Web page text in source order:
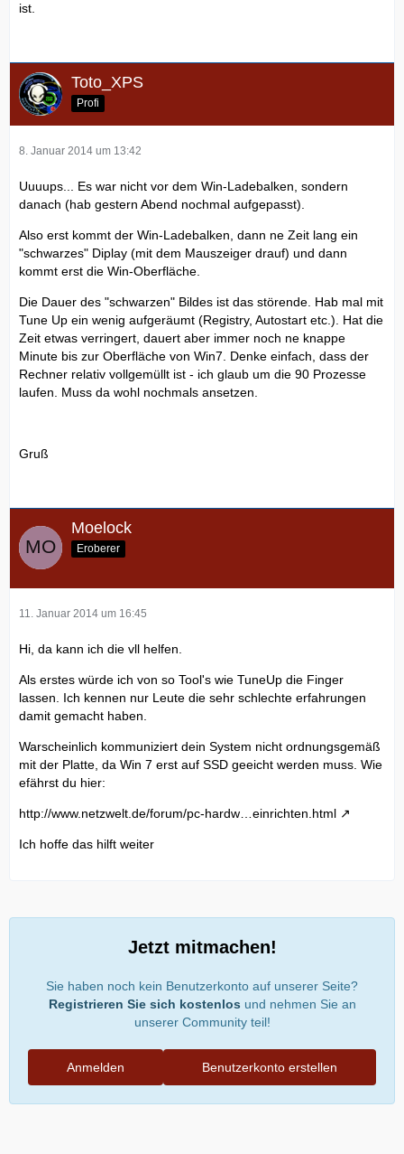
ist.
Toto_XPS
Profi
8. Januar 2014 um 13:42
Uuuups... Es war nicht vor dem Win-Ladebalken, sondern
danach (hab gestern Abend nochmal aufgepasst).
Also erst kommt der Win-Ladebalken, dann ne Zeit lang ein
"schwarzes" Diplay (mit dem Mauszeiger drauf) und dann
kommt erst die Win-Oberfläche.
Die Dauer des "schwarzen" Bildes ist das störende. Hab mal mit
Tune Up ein wenig aufgeräumt (Registry, Autostart etc.). Hat die
Zeit etwas verringert, dauert aber immer noch ne knappe
Minute bis zur Oberfläche von Win7. Denke einfach, dass der
Rechner relativ vollgemüllt ist - ich glaub um die 90 Prozesse
laufen. Muss da wohl nochmals ansetzen.
Gruß
Moelock
Eroberer
11. Januar 2014 um 16:45
Hi, da kann ich die vll helfen.
Als erstes würde ich von so Tool's wie TuneUp die Finger
lassen. Ich kennen nur Leute die sehr schlechte erfahrungen
damit gemacht haben.
Warscheinlich kommuniziert dein System nicht ordnungsgemäß
mit der Platte, da Win 7 erst auf SSD geeicht werden muss. Wie
efährst du hier:
http://www.netzwelt.de/forum/pc-hardw…einrichten.html
Ich hoffe das hilft weiter
Jetzt mitmachen!
Sie haben noch kein Benutzerkonto auf unserer Seite?
Registrieren Sie sich kostenlos und nehmen Sie an
unserer Community teil!
Benutzerkonto erstellen
Anmelden